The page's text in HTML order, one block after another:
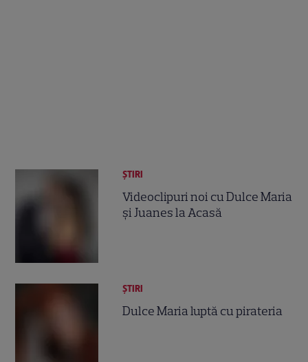
ȘTIRI
Videoclipuri noi cu Dulce Maria
şi Juanes la Acasă
ȘTIRI
Dulce Maria luptă cu pirateria